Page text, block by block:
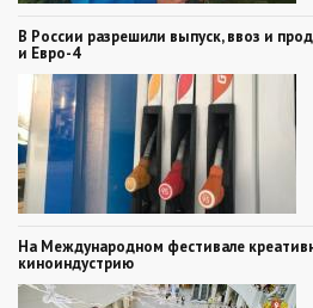
В России разрешили выпуск, ввоз и
и Евро-4
На Международном фестивале
киноиндустрию